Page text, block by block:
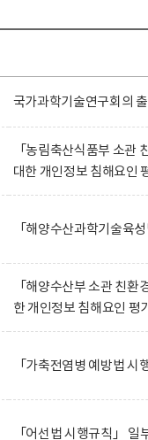
국가과학기술연구회의
「농림축산식품부 소관
대한 개인정보 침해요인
「해양수산과학기술육
「해양수산부 소관 친
한 개인정보 침해요인 평
「가축전염병 예방법
「어선법 시행규칙」